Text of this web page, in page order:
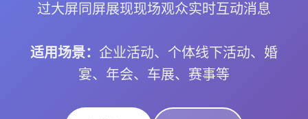
过大屏同屏展现现场观众实时互动消息
适用场景： 企业活动、个体线下活动、婚
宴、年会、车展、赛事等